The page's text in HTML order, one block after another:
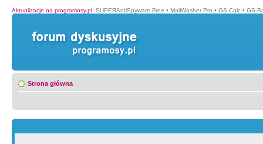
Aktualizacje na programosy.pl: SUPERAntiSpyware Free • MailWasher Pro • GS-Calc • GS-
Strona główna